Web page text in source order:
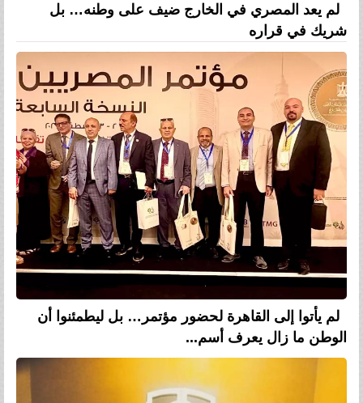
لم يعد المصري في الخارج ضيف على وطنه… بل
شريك في قراره
لم يأتوا إلى القاهرة لحضور مؤتمر… بل ليطمئنوا أن
الوطن ما زال يعرف أسم...